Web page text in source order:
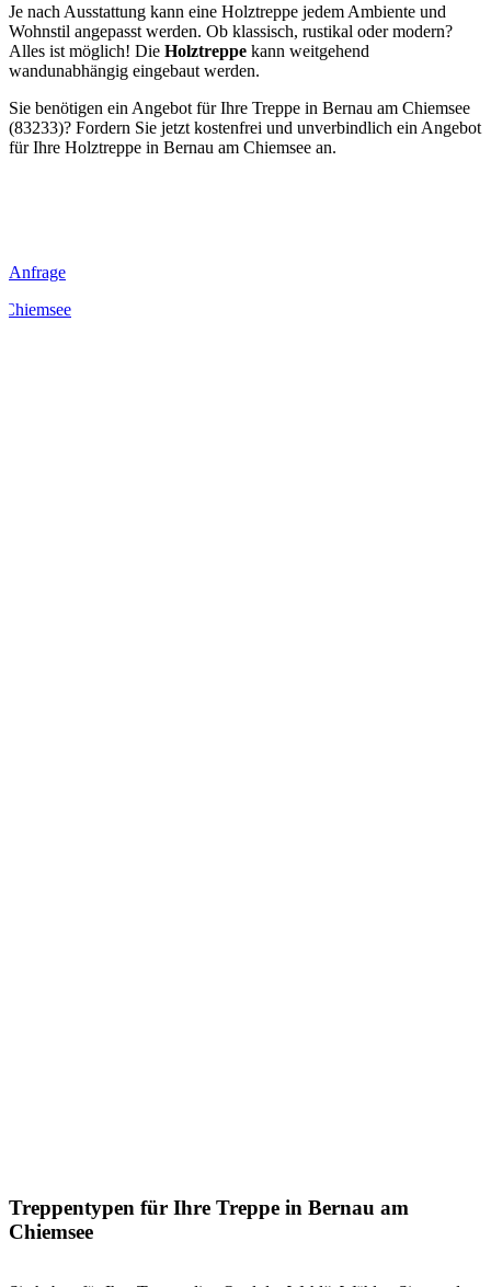
Je nach Ausstattung kann eine Holztreppe jedem Ambiente und
Wohnstil angepasst werden. Ob klassisch, rustikal oder modern?
Alles ist möglich! Die Holztreppe kann weitgehend
wandunabhängig eingebaut werden.
Sie benötigen ein Angebot für Ihre Treppe in Bernau am Chiemsee
(83233)? Fordern Sie jetzt kostenfrei und unverbindlich ein Angebot
für Ihre Holztreppe in Bernau am Chiemsee an.
Anfrage
Treppentypen für Ihre Treppe in Bernau am
Chiemsee